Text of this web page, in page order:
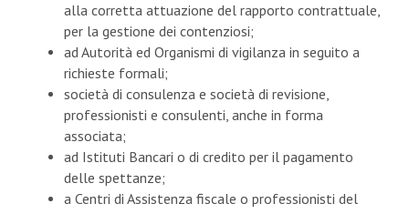
alla corretta attuazione del rapporto contrattuale,
per la gestione dei contenziosi;
ad Autorità ed Organismi di vigilanza in seguito a
richieste formali;
società di consulenza e società di revisione,
professionisti e consulenti, anche in forma
associata;
ad Istituti Bancari o di credito per il pagamento
delle spettanze;
a Centri di Assistenza fiscale o professionisti del